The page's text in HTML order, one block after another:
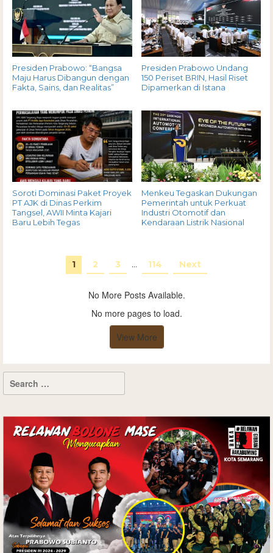
Presiden Prabowo: “Bangsa
Maju Harus Dibangun dengan
Fakta, Sains, dan Realitas”
Presiden Prabowo Undang
150 Periset BRIN, Hasil Riset
Dipamerkan di Istana
Soroti Dominasi Paket Proyek
PT AJK di Dinas Perkim
Tangsel, AWII Minta Kajari
Baru Lebih Tegas
Menkeu Tegaskan Dukungan
Pemerintah untuk Perkuat
Industri Otomotif dan
Kendaraan Listrik Nasional
1 2 3 … 114 Next
No More Posts Available.
No more pages to load.
View More